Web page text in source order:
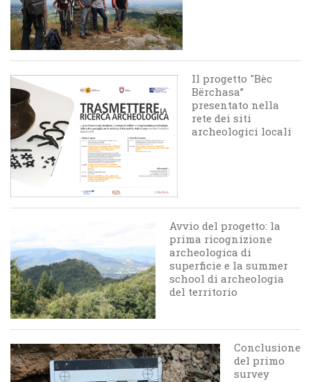
Il progetto "Bèc
Bërchasa”
presentato nella
rete dei siti
archeologici locali
Avvio del progetto: la
prima ricognizione
archeologica di
superficie e la summer
school di archeologia
del territorio
Conclusione
del primo
survey